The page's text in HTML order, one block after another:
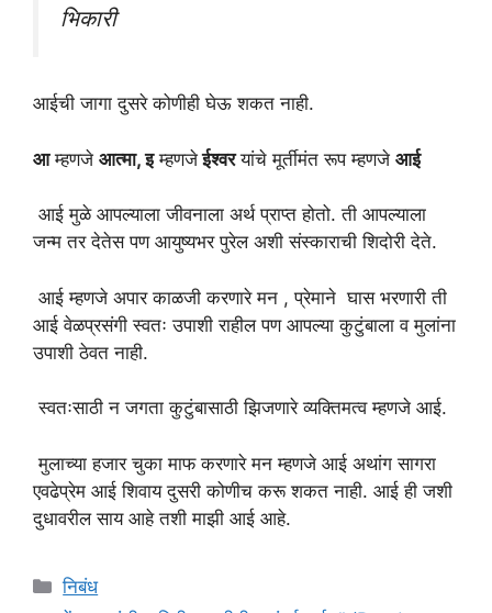
भिकारी
आईची जागा दुसरे कोणीही घेऊ शकत नाही.
आम्हणजे आत्मा, इम्हणजेईश्वरयांचे मूर्तीमंत रूप म्हणजे आई
आई मुळे आपल्याला जीवनाला अर्थ प्राप्त होतो. ती आपल्याला
जन्म तर देतेस पण आयुष्यभर पुरेल अशी संस्काराची शिदोरी देते.
आई म्हणजे अपार काळजी करणारे मन , प्रेमाने घास भरणारी ती
आई वेळप्रसंगी स्वतः उपाशी राहील पण आपल्या कुटुंबाला व मुलांना
उपाशी ठेवत नाही.
स्वतःसाठी न जगता कुटुंबासाठी झिजणारे व्यक्तिमत्व म्हणजे आई.
मुलाच्या हजार चुका माफ करणारे मन म्हणजे आई अथांग सागरा
एवढेप्रेम आई शिवाय दुसरी कोणीच करू शकत नाही. आई ही जशी
दुधावरील साय आहे तशी माझी आई आहे.
Categories
निबंध